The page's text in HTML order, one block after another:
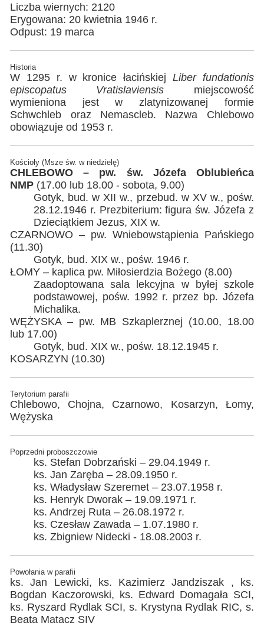
Liczba wiernych: 2120
Erygowana: 20 kwietnia 1946 r.
Odpust: 19 marca
Historia
W 1295 r. w kronice łacińskiej Liber fundationis
episcopatus Vratislaviensis miejscowość
wymieniona jest w zlatynizowanej formie
Schwchleb oraz Nemascleb. Nazwa Chlebowo
obowiązuje od 1953 r.
Kościoły (Msze św. w niedzielę)
CHLEBOWO – pw. św. Józefa Oblubieńca
NMP (17.00 lub 18.00 - sobota, 9.00)
Gotyk, bud. w XII w., przebud. w XV w., pośw.
28.12.1946 r. Prezbiterium: figura św. Józefa z
Dzieciątkiem Jezus, XIX w.
CZARNOWO – pw. Wniebowstąpienia Pańskiego
(11.30)
Gotyk, bud. XIX w., pośw. 1946 r.
ŁOMY – kaplica pw. Miłosierdzia Bożego (8.00)
Zaadoptowana sala lekcyjna w byłej szkole
podstawowej, pośw. 1992 r. przez bp. Józefa
Michalika.
WĘŻYSKA – pw. MB Szkaplerznej (10.00, 18.00
lub 17.00)
Gotyk, bud. XIX w., pośw. 18.12.1945 r.
KOSARZYN (10.30)
Terytorium parafii
Chlebowo, Chojna, Czarnowo, Kosarzyn, Łomy,
Wężyska
Poprzedni proboszczowie
ks. Stefan Dobrzański – 29.04.1949 r.
ks. Jan Zaręba – 28.09.1950 r.
ks. Władysław Szeremet – 23.07.1958 r.
ks. Henryk Dworak – 19.09.1971 r.
ks. Andrzej Ruta – 26.08.1972 r.
ks. Czesław Zawada – 1.07.1980 r.
ks. Zbigniew Nidecki - 18.08.2003 r.
Powołania w parafii
ks. Jan Lewicki, ks. Kazimierz Jandziszak , ks.
Bogdan Kaczorowski, ks. Edward Domagała SCI,
ks. Ryszard Rydlak SCI, s. Krystyna Rydlak RIC, s.
Beata Matacz SIV